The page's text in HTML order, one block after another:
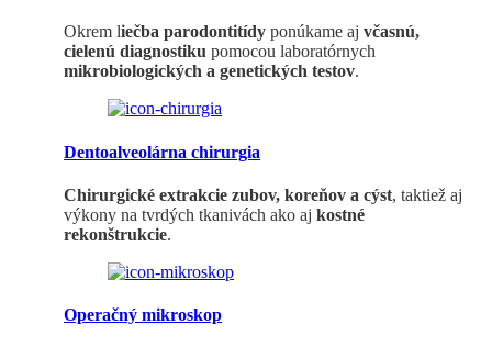
Okrem liečba parodontitídy ponúkame aj včasnú,
cielenú diagnostiku pomocou laboratórnych
mikrobiologických a genetických testov.
Dentoalveolárna chirurgia
Chirurgické extrakcie zubov, koreňov a cýst, taktiež aj
výkony na tvrdých tkanivách ako aj kostné
rekonštrukcie.
Operačný mikroskop